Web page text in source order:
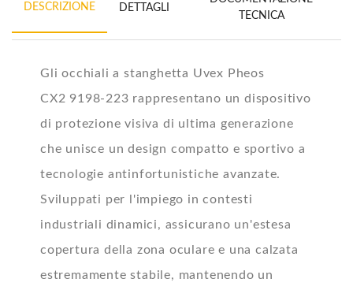
DESCRIZIONE DETTAGLI
TECNICA
Gli occhiali a stanghetta Uvex Pheos
CX2 9198-223 rappresentano un dispositivo
di protezione visiva di ultima generazione
che unisce un design compatto e sportivo a
tecnologie antinfortunistiche avanzate.
Sviluppati per l'impiego in contesti
industriali dinamici, assicurano un'estesa
copertura della zona oculare e una calzata
estremamente stabile, mantenendo un